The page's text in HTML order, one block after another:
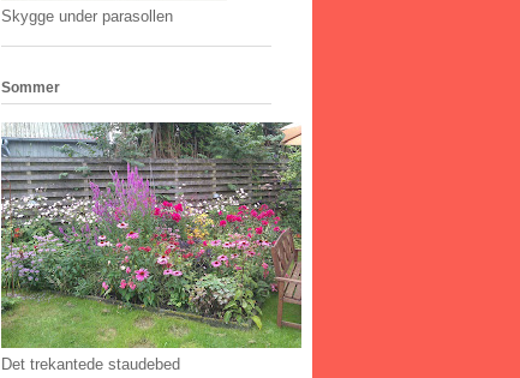
Skygge under parasollen
Sommer
Det trekantede staudebed